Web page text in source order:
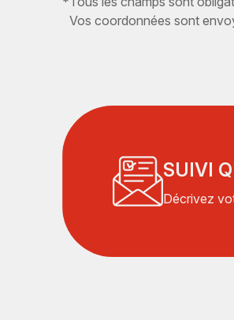
Vos coordonnées sont
SUIVI
Décrivez